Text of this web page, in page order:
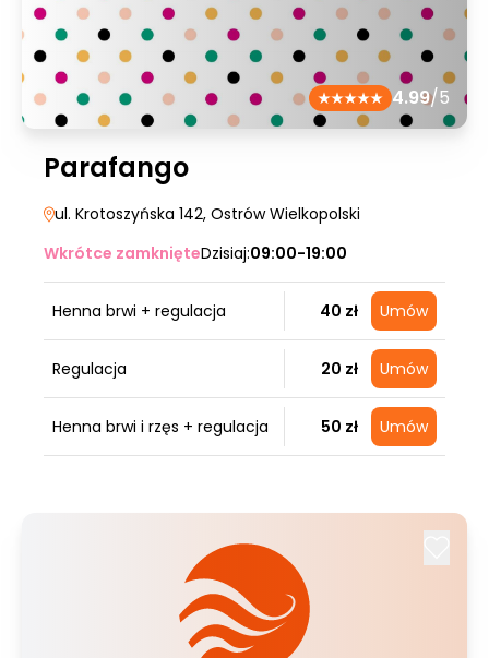
4.99/5
Parafango
ul. Krotoszyńska 142, Ostrów Wielkopolski
Wkrótce zamknięteDzisiaj:09:00-19:00
Henna brwi + regulacja 40 zł Umów
Regulacja 20 zł Umów
Henna brwi i rzęs + regulacja 50 zł Umów